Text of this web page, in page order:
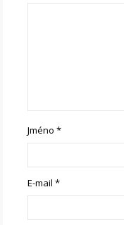
Jméno*
E-mail*